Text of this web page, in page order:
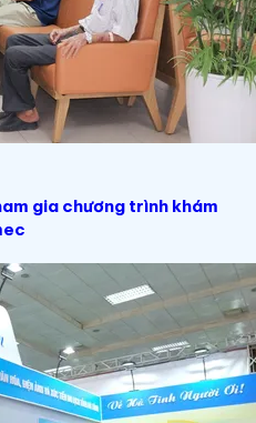
gia chương trình khám